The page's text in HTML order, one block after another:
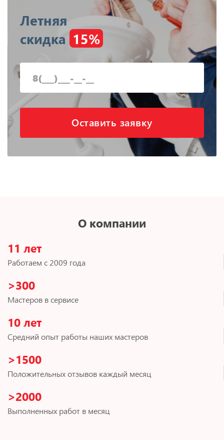
Летняя
скидка 15%
Оставить заявку
О компании
11 лет
Работаем с 2009 года
>300
Мастеров в сервисе
10 лет
Средний опыт работы наших мастеров
>1500
Положительных отзывов каждый месяц
>2000
Выполненных работ в месяц